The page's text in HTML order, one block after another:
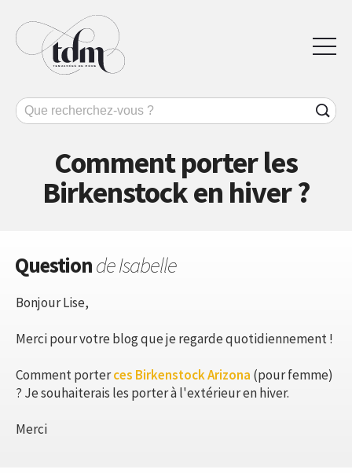
Comment porter les
Birkenstock en hiver ?
Questionde Isabelle
Bonjour Lise,
Merci pour votre blog que je regarde quotidiennement !
Comment porterces Birkenstock Arizona (pour femme)
? Je souhaiterais les porter à l'extérieur en hiver.
Merci